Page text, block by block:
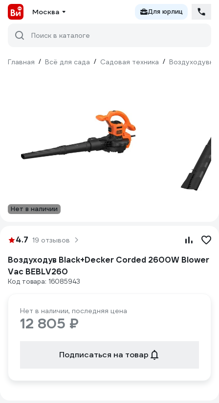
Москва Для юрлиц
Поиск в каталоге
Главная / Всё для сада / Садовая техника / Воздуходувки
Нет в наличии
4.7 19 отзывов
Воздуходув Black+Decker Corded 2600W Blower
Vac BEBLV260
Код товара: 16085943
Нет в наличии, последняя цена
12 805 ₽
Подписаться на товар